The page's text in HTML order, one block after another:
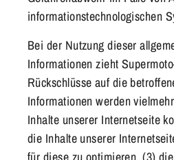
informationstechnologischen
Bei der Nutzung dieser
Informationen zieht
Rückschlüsse auf die
Informationen werden
Inhalte unserer Internetseite
die Inhalte unserer